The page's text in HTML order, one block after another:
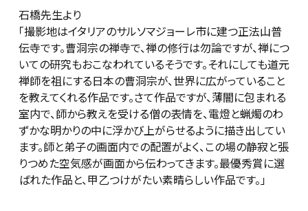
石橋先生より
「撮影地はイタリアのサルソマジョーレ市に建つ正法山普
伝寺です。曹洞宗の禅寺で、禅の修行は勿論ですが、禅につ
いての研究もおこなわれているそうです。それにしても道元
禅師を祖にする日本の曹洞宗が、世界に広がっていること
を教えてくれる作品です。さて作品ですが、薄闇に包まれる
室内で、師から教えを受ける僧の表情を、電燈と蝋燭のわ
ずかな明かりの中に浮かび上がらせるように描き出してい
ます。師と弟子の画面内での配置がよく、この場の静寂と張
りつめた空気感が画面から伝わってきます。最優秀賞に選
ばれた作品と、甲乙つけがたい素晴らしい作品です。」